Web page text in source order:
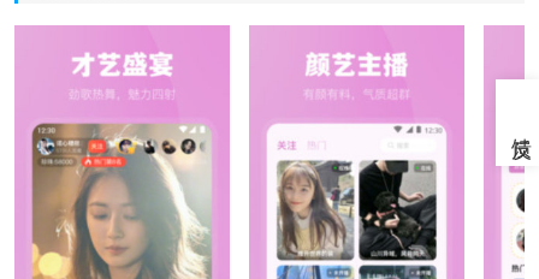
魅影最新版本软件特色：
1. 支持一键开播功能，普通用户也能快速注册成为主
2. 关注提醒机制，主播开播即时通知，适合经常追直
播、不想错过精彩内容的用户。
3. 内置多种互动方式，包括点赞、评论、送礼等，适合